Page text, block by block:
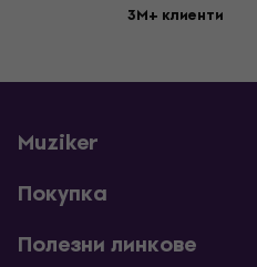
3M+ клиенти
Muziker
Покупка
Полезни линкове